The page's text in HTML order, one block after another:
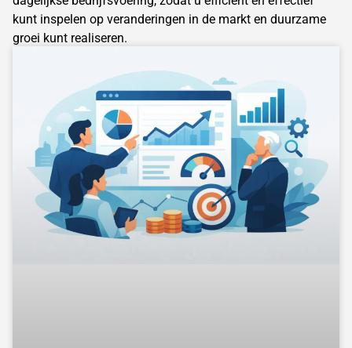
kunt inspelen op veranderingen in de markt en duurzame
groei kunt realiseren.